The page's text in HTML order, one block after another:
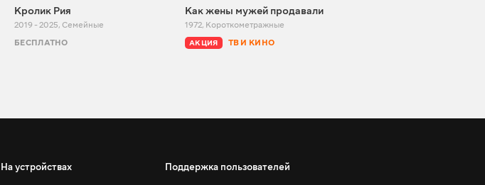
Кролик Рия
2019 - 2025, Семейные
БЕСПЛАТНО
Как жены мужей продавали
1972, Короткометражные
АКЦИЯ ТВ И КИНО
На устройствах
Поддержка пользователей